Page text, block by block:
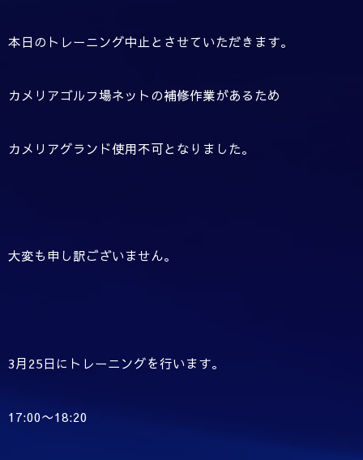
本日のトレーニング中止とさせていただきます。
カメリアゴルフ場ネットの補修作業があるため
カメリアグランド使用不可となりました。
大変も申し訳ございません。
3月25日にトレーニングを行います。
17:00〜18:20